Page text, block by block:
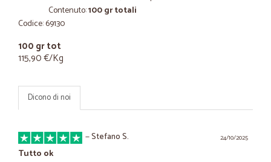
Contenuto:100 gr totali
Codice: 69130
100 gr tot
115,90 €/Kg
Dicono di noi
24/10/2025
—Stefano S.
Tutto ok